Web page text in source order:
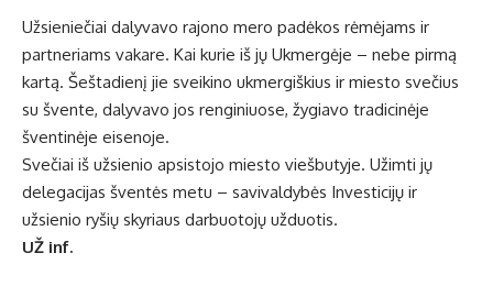
Užsieniečiai dalyvavo rajono mero padėkos rėmėjams ir
partneriams vakare. Kai kurie iš jų Ukmergėje – nebe pirmą
kartą. Šeštadienį jie sveikino ukmergiškius ir miesto svečius
su švente, dalyvavo jos renginiuose, žygiavo tradicinėje
šventinėje eisenoje.
Svečiai iš užsienio apsistojo miesto viešbutyje. Užimti jų
delegacijas šventės metu – savivaldybės Investicijų ir
užsienio ryšių skyriaus darbuotojų užduotis.
UŽ inf.